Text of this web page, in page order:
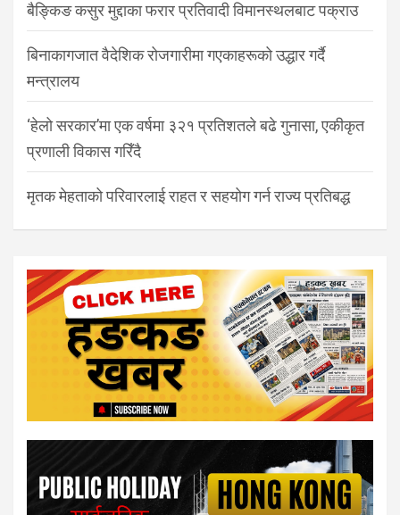
बैङ्किङ कसुर मुद्दाका फरार प्रतिवादी विमानस्थलबाट पक्राउ
बिनाकागजात वैदेशिक रोजगारीमा गएकाहरूको उद्धार गर्दै
मन्त्रालय
‘हेलो सरकार’मा एक वर्षमा ३२१ प्रतिशतले बढे गुनासा, एकीकृत
प्रणाली विकास गरिँदै
मृतक मेहताको परिवारलाई राहत र सहयोग गर्न राज्य प्रतिबद्ध